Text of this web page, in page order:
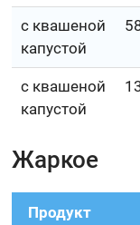
с квашеной
капустой
с квашеной
капустой
Жаркое
Продукт